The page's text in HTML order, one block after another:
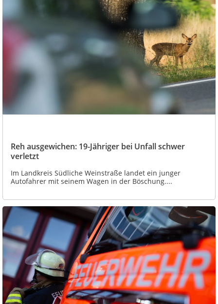
Reh ausgewichen: 19-Jähriger bei Unfall schwer
verletzt
Im Landkreis Südliche Weinstraße landet ein junger
Autofahrer mit seinem Wagen in der Böschung....